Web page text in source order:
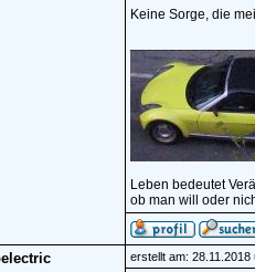
Keine Sorge, die
Leben bedeutet
ob man will oder
erstellt am: 28.11.2018